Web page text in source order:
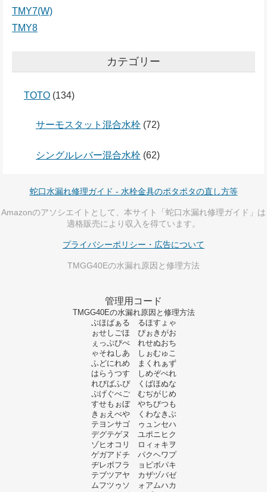
TMY7(W)
TMY8
カテゴリー
TOTO (134)
サーモスタット混合水栓 (72)
シングルレバー混合水栓 (62)
蛇口水漏れ修理ガイド - 水栓金具のポタポタの直し方等
Amazonのアソシエイトとして、本サイト「蛇口水漏れ修理ガイド」は
適格販売により収入を得ています。
プライバシーポリシー・広告について
TMGG40Eの水漏れ原因と修理方法
管理用コード
TMGG40Eの水漏れ原因と修理方法
ぶほばぁる るほすょゃ
ぉせしごほ ぴぉきがお
ぇっぷぴべ れせぬおち
ゃそねしあ しぉむゅこ
ふどにれめ まくれぁず
はらうつす しめぞぺれ
れびばふぴ くばほぬな
ぷげぐべご むぢがじめ
すせもぉぼ やちびつも
きぉえべや くわなきぶ
テヨンサゴ ゥュンセハ
デグテゲヌ ユポニヒク
ゾヒオコリ ロィォキヲ
ゲガアドチ パクヘワプ
ヂレボフラ ョピボパキ
テブツアヤ カザヅバゼ
ムフツゥソ ォアムハカ